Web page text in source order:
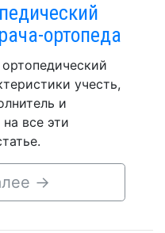
ортопеда
учесть,
и
все эти
→